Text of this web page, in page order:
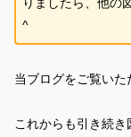
りましたら、他の
^
当ブログをご覧いた
これからも引き続